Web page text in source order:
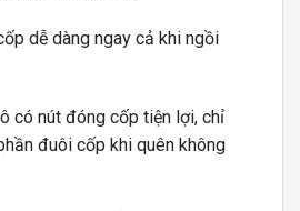
dễ dàng ngay cả khi ngồi
có nút đóng cốp tiện lợi, chỉ
đuôi cốp khi quên không